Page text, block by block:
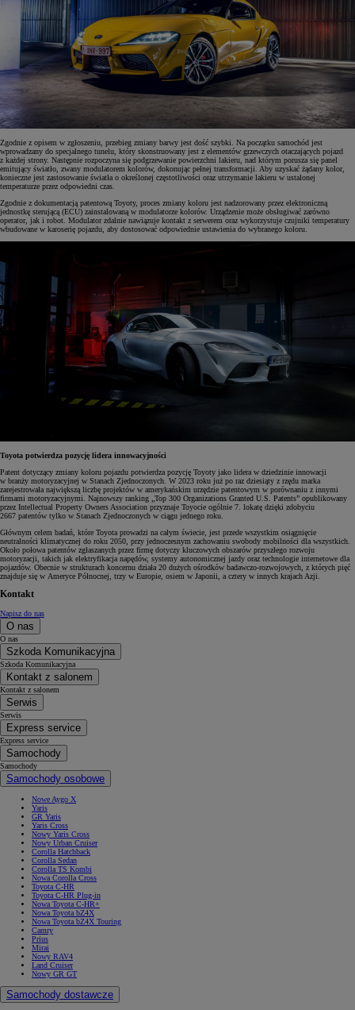
Zgodnie z opisem w zgłoszeniu, przebieg zmiany barwy jest dość szybki. Na początku samochód jest
wprowadzany do specjalnego tunelu, który skonstruowany jest z elementów grzewczych otaczających pojazd
z każdej strony. Następnie rozpoczyna się podgrzewanie powierzchni lakieru, nad którym porusza się panel
emitujący światło, zwany modulatorem kolorów, dokonując pełnej transformacji. Aby uzyskać żądany kolor,
konieczne jest zastosowanie światła o określonej częstotliwości oraz utrzymanie lakieru w ustalonej
temperaturze przez odpowiedni czas.
Zgodnie z dokumentacją patentową Toyoty, proces zmiany koloru jest nadzorowany przez elektroniczną
jednostkę sterującą (ECU) zainstalowaną w modulatorze kolorów. Urządzenie może obsługiwać zarówno
operator, jak i robot. Modulator zdalnie nawiązuje kontakt z serwerem oraz wykorzystuje czujniki temperatury
wbudowane w karoserię pojazdu, aby dostosować odpowiednie ustawienia do wybranego koloru.
Toyota potwierdza pozycję lidera innowacyjności
Patent dotyczący zmiany koloru pojazdu potwierdza pozycję Toyoty jako lidera w dziedzinie innowacji
w branży motoryzacyjnej w Stanach Zjednoczonych. W 2023 roku już po raz dziesiąty z rzędu marka
zarejestrowała największą liczbę projektów w amerykańskim urzędzie patentowym w porównaniu z innymi
firmami motoryzacyjnymi. Najnowszy ranking „Top 300 Organizations Granted U.S. Patents” opublikowany
przez Intellectual Property Owners Association przyznaje Toyocie ogólnie 7. lokatę dzięki zdobyciu
2667 patentów tylko w Stanach Zjednoczonych w ciągu jednego roku.
Głównym celem badań, które Toyota prowadzi na całym świecie, jest przede wszystkim osiągnięcie
neutralności klimatycznej do roku 2050, przy jednoczesnym zachowaniu swobody mobilności dla wszystkich.
Około połowa patentów zgłaszanych przez firmę dotyczy kluczowych obszarów przyszłego rozwoju
motoryzacji, takich jak elektryfikacja napędów, systemy autonomicznej jazdy oraz technologie internetowe dla
pojazdów. Obecnie w strukturach koncernu działa 20 dużych ośrodków badawczo-rozwojowych, z których pięć
znajduje się w Ameryce Północnej, trzy w Europie, osiem w Japonii, a cztery w innych krajach Azji.
Kontakt
Napisz do nas
O nas
O nas
Szkoda Komunikacyjna
Szkoda Komunikacyjna
Kontakt z salonem
Kontakt z salonem
Serwis
Serwis
Express service
Express service
Samochody
Samochody
Samochody osobowe
Nowe Aygo X
Yaris
GR Yaris
Yaris Cross
Nowy Yaris Cross
Nowy Urban Cruiser
Corolla Hatchback
Corolla Sedan
Corolla TS Kombi
Nowa Corolla Cross
Toyota C-HR
Toyota C-HR Plug-in
Nowa Toyota C-HR+
Nowa Toyota bZ4X
Nowa Toyota bZ4X Touring
Camry
Prius
Mirai
Nowy RAV4
Land Cruiser
Nowy GR GT
Samochody dostawcze